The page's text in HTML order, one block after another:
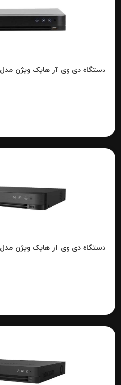
دستگاه دی وی آر هایک ویژن مدل IDS-7216HUHI-M2-S
دستگاه دی وی آر هایک ویژن مدل IDS-7216HQHI-M1-S